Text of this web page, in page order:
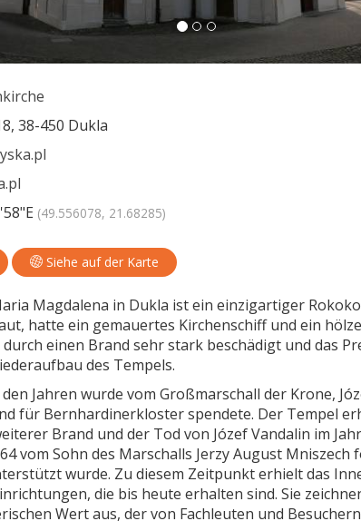
38-450 Dukla
(49.556078, 21.68285)
Siehe auf der Karte
Magdalena in Dukla ist ein einzigartiger
hatte ein gemauertes Kirchenschiff und ein
einen Brand sehr stark beschädigt und das
des Tempels.
Jahren wurde vom Großmarschall der Krone,
für Bernhardinerkloster spendete. Der Tempel
Brand und der Tod von Józef Vandalin im
vom Sohn des Marschalls Jerzy August
wurde. Zu diesem Zeitpunkt erhielt das
die bis heute erhalten sind. Sie
Wert aus, der von Fachleuten und